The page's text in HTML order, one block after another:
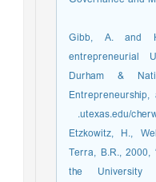
11.Gibb, A. and
entrepreneurial
Durham &
utexas.edu/
12.Etzkowitz,
Terra, B.R.,
the